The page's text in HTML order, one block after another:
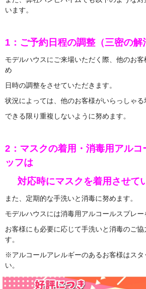
います。
1：ご予約日程の調整（三密の解
モデルハウスにご来場いただく際、他のお
め
日時の調整をさせていただきます。
状況によっては、他のお客様がいらっしゃる
できる限り重複しないように努めます。
2：マスクの着用・消毒用アルコ
ッフは
対応時にマスクを着用させて
また、定期的な手洗いと消毒に努めます。
モデルハウスには消毒用アルコールスプレー
お客様にも必要に応じて手洗いと消毒のご協
す。
※アルコールアレルギーのあるお客様はスタ
い。